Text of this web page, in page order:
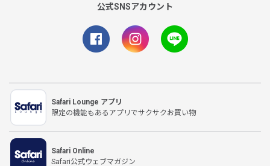
公式SNSアカウント
Safari Lounge アプリ
限定の機能もあるアプリでサクサクお買い物
Safari Online
Safari公式ウェブマガジン